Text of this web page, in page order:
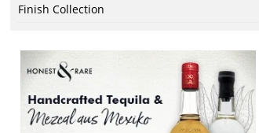
Finish Collection